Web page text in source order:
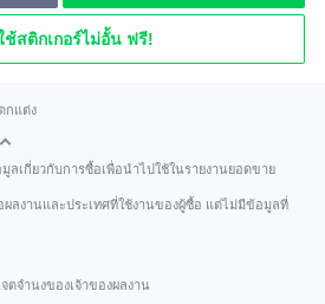
ช้สติกเกอร์ไม่อั้น ฟรี!
กแต่ง
มูลเกี่ยวกับการซื้อเพื่อนำไปใช้ในรายงานยอดขาย
ลงานและประเทศที่ใช้งานของผู้ซื้อ แต่ไม่มีข้อมูลที่
ตจำนงของเจ้าของผลงาน